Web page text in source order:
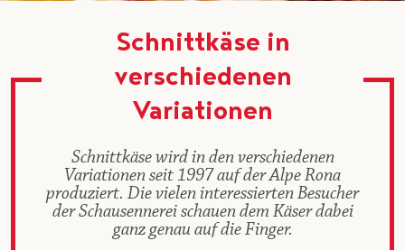
Schnittkäse in
verschiedenen
Variationen
Schnittkäse wird in den verschiedenen
Variationen seit 1997 auf der Alpe Rona
produziert. Die vielen interessierten Besucher
der Schausennerei schauen dem Käser dabei
ganz genau auf die Finger.